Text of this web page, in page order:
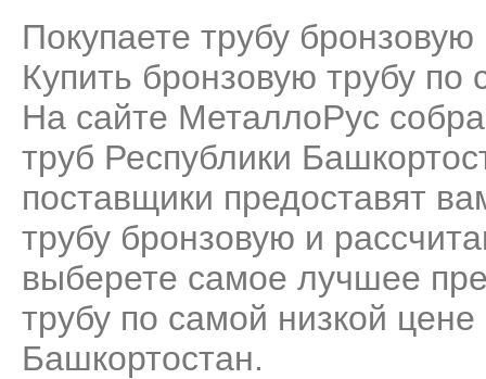
Покупаете трубу
Купить бронзовую трубу по
На сайте МеталлоРус
труб Республики
поставщики предоставят
трубу бронзовую и
выберете самое лучшее
трубу по самой низкой
Башкортостан.